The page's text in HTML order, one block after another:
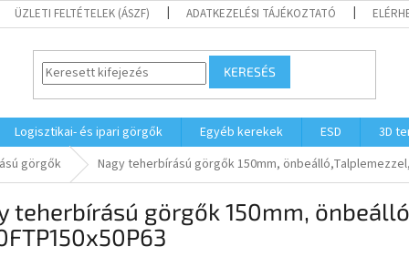
ÜZLETI FELTÉTELEK (ÁSZF) ADATKEZELÉSI TÁJÉKOZTATÓ
KERESÉS
Logisztikai- és ipari görgők Egyéb kerekek ESD 3D
görgők Nagy teherbírású görgők 150mm,
teherbírású görgők 150mm,